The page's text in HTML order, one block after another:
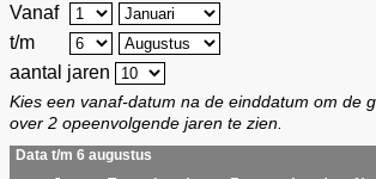
Vanaf
t/m
aantal jaren
Kies een vanaf-datum na de einddatum om de
over 2 opeenvolgende jaren te zien.
Data t/m 6 augustus